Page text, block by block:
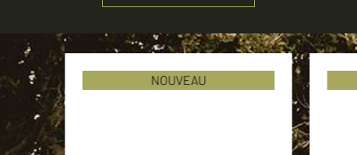
NOUVEAU